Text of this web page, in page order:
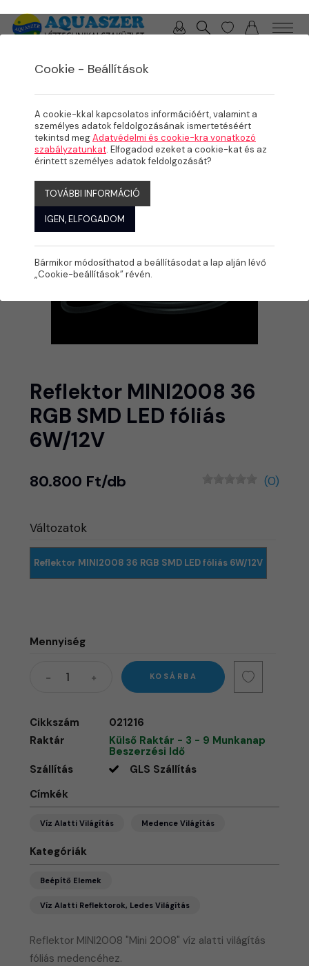
Reflektor MINI2008 36
RGB SMD LED fóliás
6W/12V
80.800 Ft/db (0)
Reflektor MINI2008 "Mini 2008" víz alatti világítás
fóliás medencéhez.
Változatok
Reflektor MINI2008 36 RGB SMD LED fóliás 6W/12V
Mennyiség
KOSÁRBA
Cikkszám
021216
Raktár
Külső Raktár - 3 - 9 Munkanap
Beszerzési Idő
Szállítás
GLS Szállítás
Címkék
Víz Alatti Világítás Medence Világítás
Kategóriák
Beépítő Elemek
Víz Alatti Reflektorok, Ledes Világítás
Cookie - Beállítások
A cookie-kkal kapcsolatos információért, valamint a
személyes adatok feldolgozásának ismertetéséért
tekintsd megAdatvédelmi és cookie-kra vonatkozó
szabályzatunkat. Elfogadod ezeket a cookie-kat és az
érintett személyes adatok feldolgozását?
TOVÁBBI INFORMÁCIÓ
IGEN, ELFOGADOM
Bármikor módosíthatod a beállításodat a lap alján lévő
„Cookie-beállítások” révén.